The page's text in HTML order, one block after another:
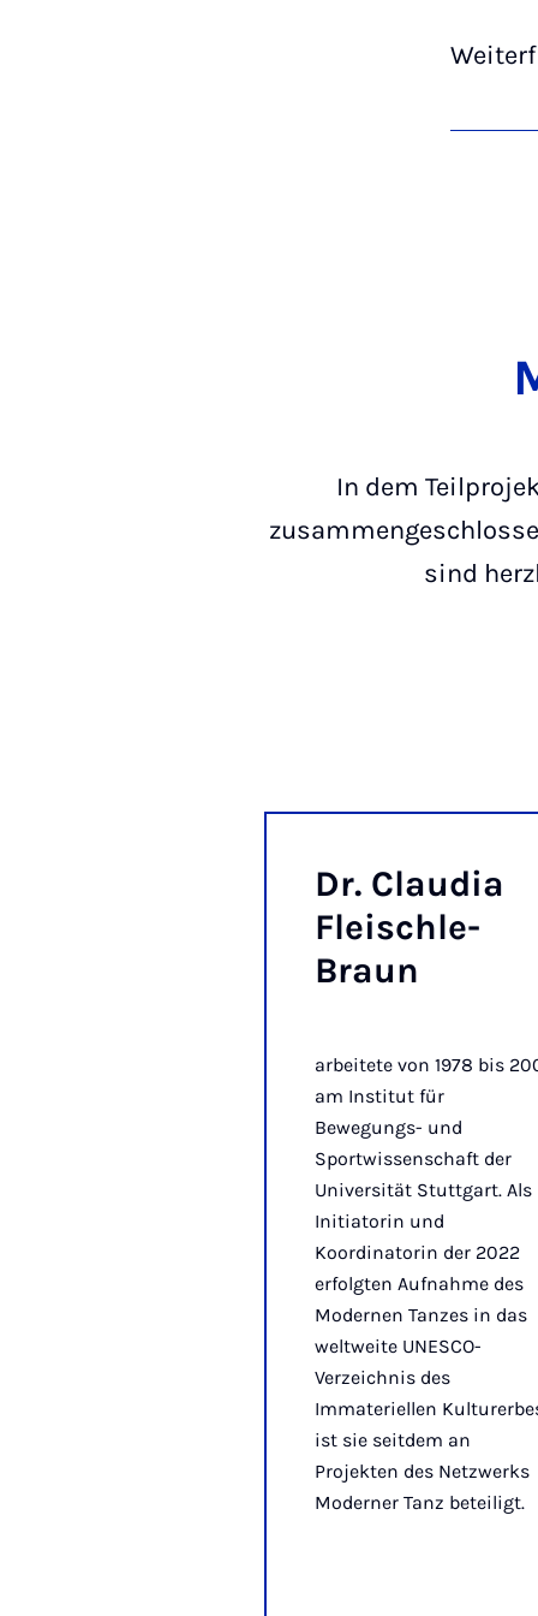
In dem
sind
Dr. Clau­dia
Fleischle-
Braun
arbeitete von 1978 bis
am Institut für
Bewegungs- und
Sportwissenschaft der
Universität Stuttgart. Als
Initiatorin und
Koordinatorin der 2022
erfolgten Aufnahme des
Modernen Tanzes in das
weltweite UNESCO-
Verzeichnis des
Immateriellen
ist sie seitdem an
Projekten des Netzwerks
Moderner Tanz beteiligt.